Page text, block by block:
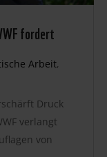
fordert
Arbeit,
Druck
verlangt
von